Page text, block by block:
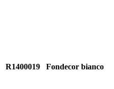
R1400019 Fondecor bianco